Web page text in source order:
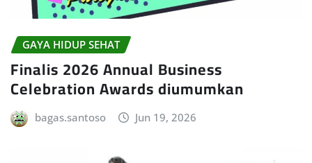
GAYA HIDUP SEHAT
Finalis 2026 Annual Business
Celebration Awards diumumkan
bagas.santoso Jun 19, 2026